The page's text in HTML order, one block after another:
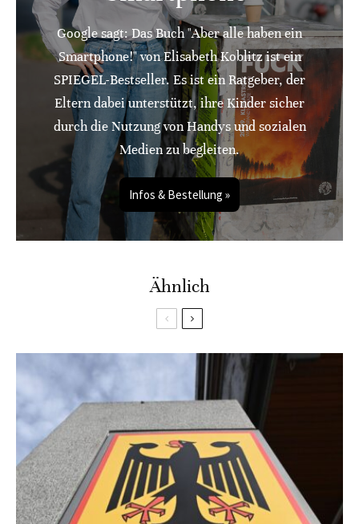
Google sagt: Das Buch "Aber alle haben ein
Smartphone!" von Elisabeth Koblitz ist ein
SPIEGEL-Bestseller. Es ist ein Ratgeber, der
Eltern dabei unterstützt, ihre Kinder sicher
durch die Nutzung von Handys und sozialen
Medien zu begleiten.
Infos & Bestellung »
Ähnlich